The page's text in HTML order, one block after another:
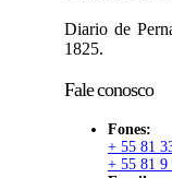
Diario de
1825.
Fale conosco
Fones:
+ 55 81
+ 55 81 9